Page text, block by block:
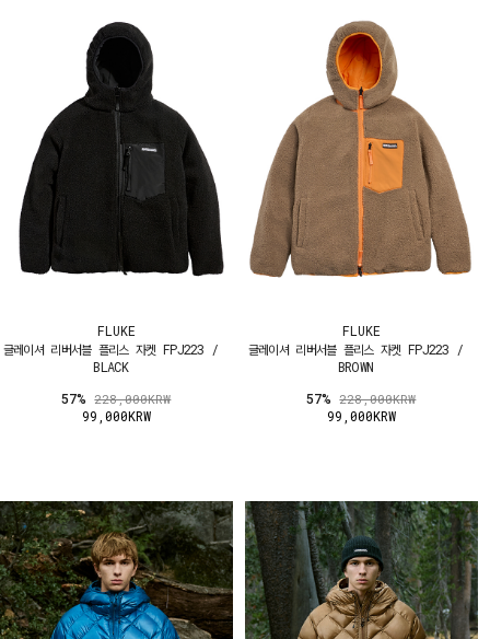
FLUKE
글레이셔 리버서블 플리스 자켓 FPJ223 /
BLACK
57%228,000KRW
99,000KRW
FLUKE
글레이셔 리버서블 플리스 자켓 FPJ223 /
BROWN
57%228,000KRW
99,000KRW